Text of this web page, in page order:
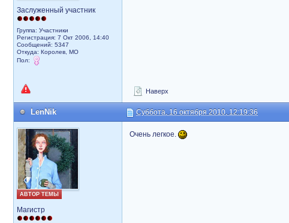
Заслуженный участник
Группа: Участники
Регистрация: 7 Окт 2006, 14:40
Сообщений: 5347
Откуда: Королев, МО
Пол:
Наверх
LenNik Суббота, 16 октября 2010, 12:19:36
АВТОР ТЕМЫ
Магистр
Очень легкое.